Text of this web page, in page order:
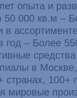
опыта и
000 кв.м –
в
год – Более
в
странах,
мировые